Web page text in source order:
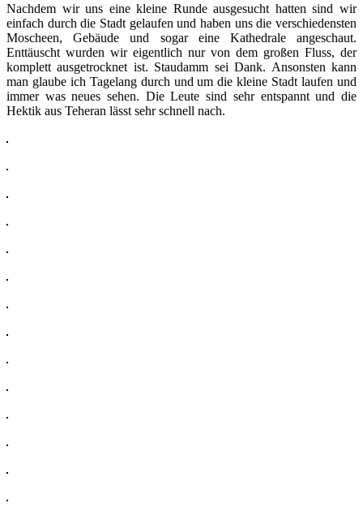
Nachdem wir uns eine kleine Runde ausgesucht hatten sind wir
einfach durch die Stadt gelaufen und haben uns die verschiedensten
Moscheen, Gebäude und sogar eine Kathedrale angeschaut.
Enttäuscht wurden wir eigentlich nur von dem großen Fluss, der
komplett ausgetrocknet ist. Staudamm sei Dank. Ansonsten kann
man glaube ich Tagelang durch und um die kleine Stadt laufen und
immer was neues sehen. Die Leute sind sehr entspannt und die
Hektik aus Teheran lässt sehr schnell nach.